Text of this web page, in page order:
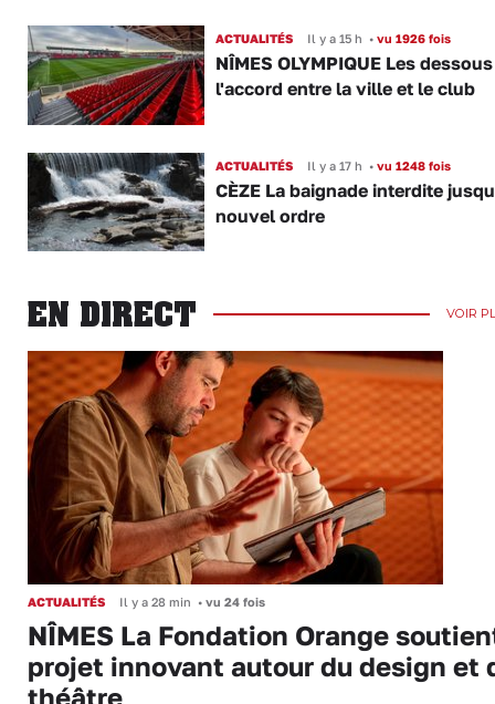
ACTUALITÉS Il y a 15 h •vu 1926 fois
NÎMES OLYMPIQUE Les
l'accord entre la ville et le club
ACTUALITÉS Il y a 17 h •vu 1248 fois
CÈZE La baignade interdite
nouvel ordre
EN DIRECT VOIR
ACTUALITÉS Il y a 28 min • vu 24 fois
NÎMES La Fondation Orange
projet innovant autour du design et
théâtre